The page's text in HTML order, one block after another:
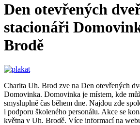
Den otevřených
stacionáři
Brodě
Charita Uh. Brod zve na Den otevřených
Domovinka. Domovinka je místem, kde
smysluplně čas během dne. Najdou zde
i podporu školeného personálu. Akce se
května v Uh. Brodě. Více informací na